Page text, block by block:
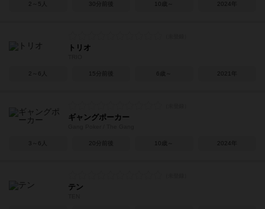
2～5人 30分前後 10歳～ 2024年
トリオ
2～6人 15分前後 6歳～ 2021年
ギャングポーカー
3～6人 20分前後 10歳～ 2024年
テン